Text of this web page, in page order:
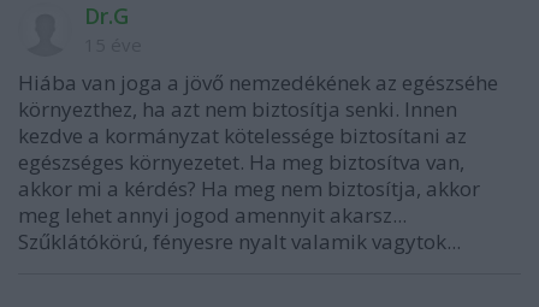
Dr.G
Hiába van joga a jövő nemzedékének az egészséhe
környezthez, ha azt nem biztosítja senki. Innen
kezdve a kormányzat kötelessége biztosítani az
egészséges környezetet. Ha meg biztosítva van,
akkor mi a kérdés? Ha meg nem biztosítja, akkor
meg lehet annyi jogod amennyit akarsz...
Szűklátókörú, fényesre nyalt valamik vagytok...